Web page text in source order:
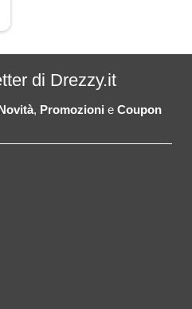
di Drezzy.it
, Promozioni e Coupon